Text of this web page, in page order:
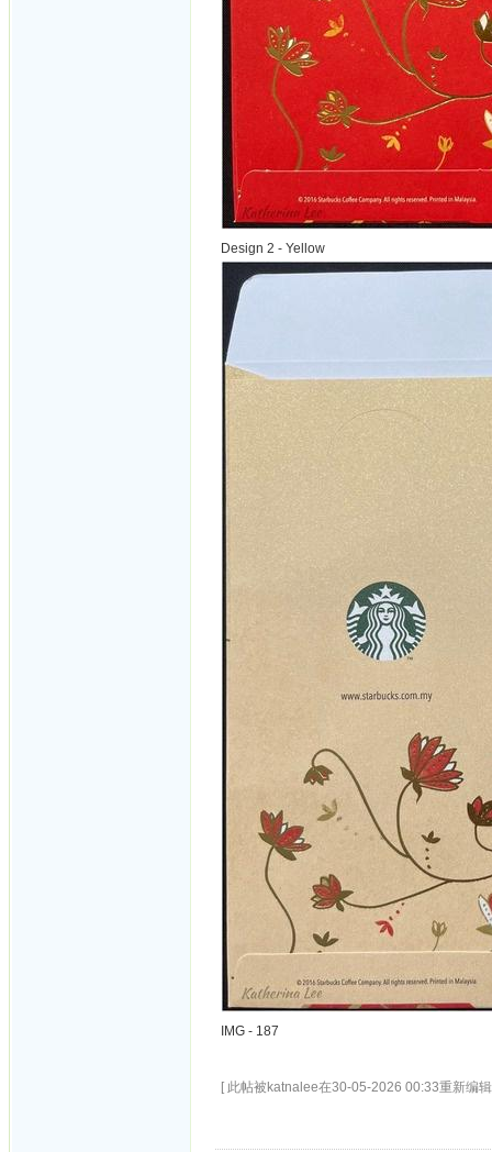
Design 2 - Yellow
IMG - 187
[ 此帖被katnalee在30-05-2026 00:33重新编